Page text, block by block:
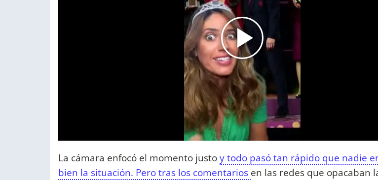
La cámara enfocó el momento justoy todo pasó tan rápido que nadie
bien la situación. Pero tras los comentarios en las redes que opacaban